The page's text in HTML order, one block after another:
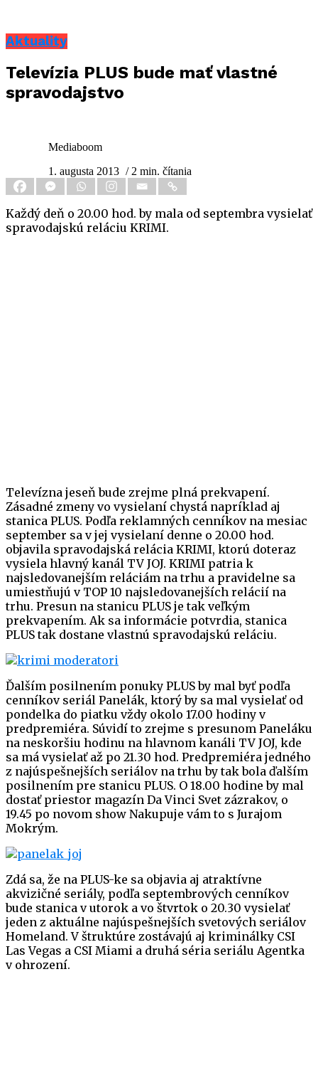
Aktuality
Televízia PLUS bude mať vlastné
spravodajstvo
Mediaboom
1. augusta 2013 / 2 min. čítania
Každý deň o 20.00 hod. by mala od septembra vysielať
spravodajskú reláciu KRIMI.
Televízna jeseň bude zrejme plná prekvapení.
Zásadné zmeny vo vysielaní chystá napríklad aj
stanica PLUS. Podľa reklamných cenníkov na mesiac
september sa v jej vysielaní denne o 20.00 hod.
objavila spravodajská relácia KRIMI, ktorú doteraz
vysiela hlavný kanál TV JOJ. KRIMI patria k
najsledovanejším reláciám na trhu a pravidelne sa
umiestňujú v TOP 10 najsledovanejších relácií na
trhu. Presun na stanicu PLUS je tak veľkým
prekvapením. Ak sa informácie potvrdia, stanica
PLUS tak dostane vlastnú spravodajskú reláciu.
Ďalším posilnením ponuky PLUS by mal byť podľa
cenníkov seriál Panelák, ktorý by sa mal vysielať od
pondelka do piatku vždy okolo 17.00 hodiny v
predpremiéra. Súvidí to zrejme s presunom Paneláku
na neskoršiu hodinu na hlavnom kanáli TV JOJ, kde
sa má vysielať až po 21.30 hod. Predpremiéra jedného
z najúspešnejších seriálov na trhu by tak bola ďalším
posilnením pre stanicu PLUS. O 18.00 hodine by mal
dostať priestor magazín Da Vinci Svet zázrakov, o
19.45 po novom show Nakupuje vám to s Jurajom
Mokrým.
Zdá sa, že na PLUS-ke sa objavia aj atraktívne
akvizičné seriály, podľa septembrových cenníkov
bude stanica v utorok a vo štvrtok o 20.30 vysielať
jeden z aktuálne najúspešnejších svetových seriálov
Homeland. V štruktúre zostávajú aj kriminálky CSI
Las Vegas a CSI Miami a druhá séria seriálu Agentka
v ohrození.